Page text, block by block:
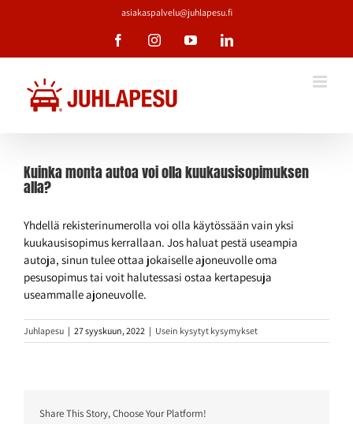
asiakaspalvelu@juhlapesu.fi
FacebookInstagramYouTubeLinkedIn
Kuinka monta autoa voi olla kuukausisopimuksen
alla?
Yhdellä rekisterinumerolla voi olla käytössään vain yksi
kuukausisopimus kerrallaan. Jos haluat pestä useampia
autoja, sinun tulee ottaa jokaiselle ajoneuvolle oma
pesusopimus tai voit halutessasi ostaa kertapesuja
useammalle ajoneuvolle.
Juhlapesu | 27 syyskuun, 2022 | Usein kysytyt kysymykset
Share This Story, Choose Your Platform!